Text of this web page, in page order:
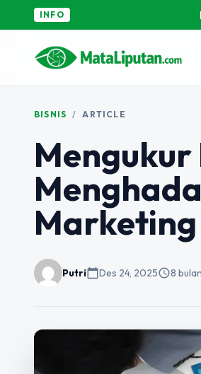
INFO Ingin
BISNIS / ARTICLE
Mengukur
Putricalendar_todayDes 24, 2025schedule8 bulan